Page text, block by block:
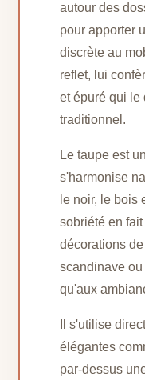
autour des
pour apporter
discrète au
reflet, lui
et épuré qui le
traditionnel.
Le taupe est
s'harmonise
le noir, le bois
sobriété en
décorations
scandinave
qu'aux
Il s'utilise
élégantes
par-dessus